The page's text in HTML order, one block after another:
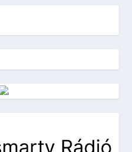
Vörösmarty Rádió